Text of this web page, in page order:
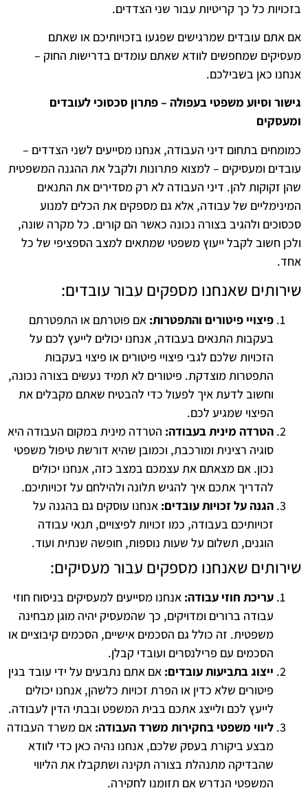
בזכויות כל כך קריטיות עבור שני הצדדים.
אם אתם עובדים שמרגישים שפגעו בזכויותיכם או שאתם
מעסיקים שמחפשים לוודא שאתם עומדים בדרישות החוק –
אנחנו כאן בשבילכם.
גישור וסיוע משפטי בעפולה – פתרון סכסוכי לעובדים
ומעסקים
כמומחים בתחום דיני העבודה, אנחנו מסייעים לשני הצדדים –
עובדים ומעסיקים – למצוא פתרונות ולקבל את ההגנה המשפטית
שהן זקוקות להן. דיני העבודה לא רק מסדירים את התנאים
המינימליים של עבודה, אלא גם מספקים את הכלים למנוע
סכסוכים ולהגיב בצורה נכונה כאשר הם קורים. כל מקרה שונה,
ולכן חשוב לקבל ייעוץ משפטי שמתאים למצב הספציפי של כל
אחד.
שירותים שאנחנו מספקים עבור עובדים:
פיצויי פיטורים והתפטרות: אם פוטרתם או התפטרתם
בעקבות התנאים בעבודה, אנחנו יכולים לייעץ לכם על
הזכויות שלכם לגבי פיצויי פיטורים או פיצוי בעקבות
התפטרות מוצדקת. פיטורים לא תמיד נעשים בצורה נכונה,
וחשוב לדעת איך לפעול כדי להבטיח שאתם מקבלים את
הפיצוי שמגיע לכם.
הטרדה מינית בעבודה: הטרדה מינית במקום העבודה היא
סוגיה רצינית ומורכבת, וכמובן שהיא דורשת טיפול משפטי
נכון. אם מצאתם את עצמכם במצב כזה, אנחנו יכולים
להדריך אתכם איך להגיש תלונה ולהילחם על זכויותיכם.
הגנה על זכויות עובדים: אנחנו עוסקים גם בהגנה על
זכויותיכם בעבודה, כמו זכויות לפיצויים, תנאי עבודה
הוגנים, תשלום על שעות נוספות, חופשה שנתית ועוד.
שירותים שאנחנו מספקים עבור מעסיקים:
עריכת חוזי עבודה: אנחנו מסייעים למעסיקים בניסוח חוזי
עבודה ברורים ומדויקים, כך שהמעסיק יהיה מוגן מבחינה
משפטית. זה כולל גם הסכמים אישיים, הסכמים קיבוציים או
הסכמים עם פרילנסרים ועובדי קבלן.
ייצוג בתביעות עובדים: אם אתם נתבעים על ידי עובד בגין
פיטורים שלא כדין או הפרת זכויות כלשהן, אנחנו יכולים
לייעץ לכם ולייצג אתכם בבית המשפט ובבתי הדין לעבודה.
ליווי משפטי בחקירות משרד העבודה: אם משרד העבודה
מבצע ביקורת בעסק שלכם, אנחנו נהיה כאן כדי לוודא
שהבדיקה מתנהלת בצורה תקינה ושתקבלו את הליווי
המשפטי הנדרש אם תזומנו לחקירה.